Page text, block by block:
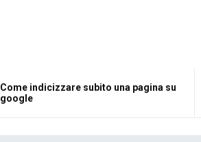
Come indicizzare subito una pagina su
google